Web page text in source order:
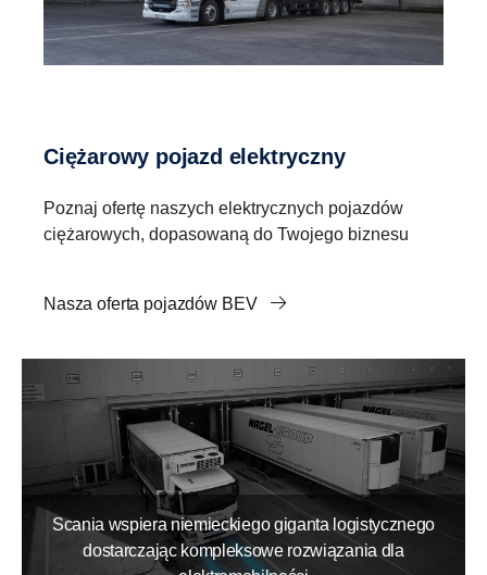
Ciężarowy pojazd elektryczny
Poznaj ofertę naszych elektrycznych pojazdów
ciężarowych, dopasowaną do Twojego biznesu
Nasza oferta pojazdów BEV
Scania wspiera niemieckiego giganta logistycznego
dostarczając kompleksowe rozwiązania dla